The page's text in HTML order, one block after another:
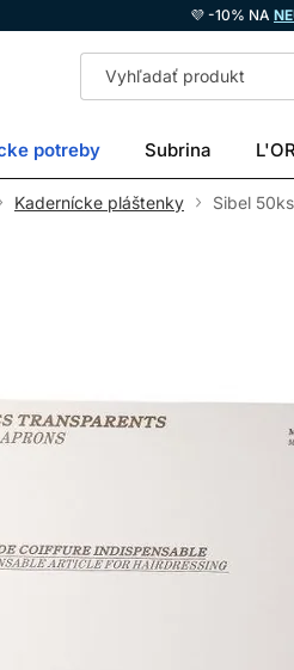
💜 -10% NA
potreby Subrina
Kadernícke pláštenky
Sibel